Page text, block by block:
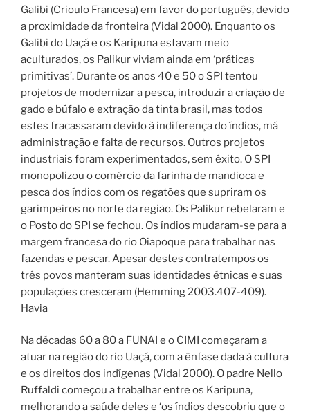
Galibi (Crioulo Francesa) em favor do português, devido
a proximidade da fronteira (Vidal 2000). Enquanto os
Galibi do Uaçá e os Karipuna estavam meio
aculturados, os Palikur viviam ainda em ‘práticas
primitivas’. Durante os anos 40 e 50 o SPI tentou
projetos de modernizar a pesca, introduzir a criação de
gado e búfalo e extração da tinta brasil, mas todos
estes fracassaram devido à indiferença do índios, má
administração e falta de recursos. Outros projetos
industriais foram experimentados, sem êxito. O SPI
monopolizou o comércio da farinha de mandioca e
pesca dos índios com os regatões que supriram os
garimpeiros no norte da região. Os Palikur rebelaram e
o Posto do SPI se fechou. Os índios mudaram-se para a
margem francesa do rio Oiapoque para trabalhar nas
fazendas e pescar. Apesar destes contratempos os
três povos manteram suas identidades étnicas e suas
populações cresceram (Hemming 2003.407-409).
Havia
Na décadas 60 a 80 a FUNAI e o CIMI começaram a
atuar na região do rio Uaçá, com a ênfase dada à cultura
e os direitos dos indígenas (Vidal 2000). O padre Nello
Ruffaldi começou a trabalhar entre os Karipuna,
melhorando a saúde deles e ‘os índios descobriu que o